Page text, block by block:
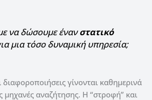
να δώσουμε ένανστατικό
μια τόσο δυναμική υπηρεσία;
διαφοροποιήσεις γίνονται καθημερινά
μηχανές αναζήτησης. Η “στροφή” και